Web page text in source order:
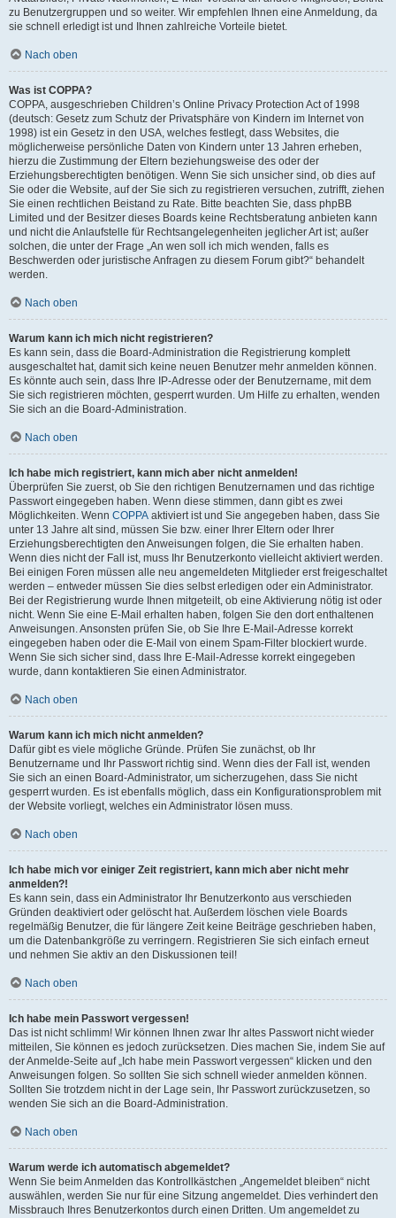
zu Benutzergruppen und so weiter. Wir empfehlen Ihnen eine Anmeldung, da
sie schnell erledigt ist und Ihnen zahlreiche Vorteile bietet.
Nach oben
Was ist COPPA?
COPPA, ausgeschrieben Children’s Online Privacy Protection Act of 1998
(deutsch: Gesetz zum Schutz der Privatsphäre von Kindern im Internet von
1998) ist ein Gesetz in den USA, welches festlegt, dass Websites, die
möglicherweise persönliche Daten von Kindern unter 13 Jahren erheben,
hierzu die Zustimmung der Eltern beziehungsweise des oder der
Erziehungsberechtigten benötigen. Wenn Sie sich unsicher sind, ob dies auf
Sie oder die Website, auf der Sie sich zu registrieren versuchen, zutrifft, ziehen
Sie einen rechtlichen Beistand zu Rate. Bitte beachten Sie, dass phpBB
Limited und der Besitzer dieses Boards keine Rechtsberatung anbieten kann
und nicht die Anlaufstelle für Rechtsangelegenheiten jeglicher Art ist; außer
solchen, die unter der Frage „An wen soll ich mich wenden, falls es
Beschwerden oder juristische Anfragen zu diesem Forum gibt?“ behandelt
werden.
Nach oben
Warum kann ich mich nicht registrieren?
Es kann sein, dass die Board-Administration die Registrierung komplett
ausgeschaltet hat, damit sich keine neuen Benutzer mehr anmelden können.
Es könnte auch sein, dass Ihre IP-Adresse oder der Benutzername, mit dem
Sie sich registrieren möchten, gesperrt wurden. Um Hilfe zu erhalten, wenden
Sie sich an die Board-Administration.
Nach oben
Ich habe mich registriert, kann mich aber nicht anmelden!
Überprüfen Sie zuerst, ob Sie den richtigen Benutzernamen und das richtige
Passwort eingegeben haben. Wenn diese stimmen, dann gibt es zwei
Möglichkeiten. Wenn COPPA aktiviert ist und Sie angegeben haben, dass Sie
unter 13 Jahre alt sind, müssen Sie bzw. einer Ihrer Eltern oder Ihrer
Erziehungsberechtigten den Anweisungen folgen, die Sie erhalten haben.
Wenn dies nicht der Fall ist, muss Ihr Benutzerkonto vielleicht aktiviert werden.
Bei einigen Foren müssen alle neu angemeldeten Mitglieder erst freigeschaltet
werden – entweder müssen Sie dies selbst erledigen oder ein Administrator.
Bei der Registrierung wurde Ihnen mitgeteilt, ob eine Aktivierung nötig ist oder
nicht. Wenn Sie eine E-Mail erhalten haben, folgen Sie den dort enthaltenen
Anweisungen. Ansonsten prüfen Sie, ob Sie Ihre E-Mail-Adresse korrekt
eingegeben haben oder die E-Mail von einem Spam-Filter blockiert wurde.
Wenn Sie sich sicher sind, dass Ihre E-Mail-Adresse korrekt eingegeben
wurde, dann kontaktieren Sie einen Administrator.
Nach oben
Warum kann ich mich nicht anmelden?
Dafür gibt es viele mögliche Gründe. Prüfen Sie zunächst, ob Ihr
Benutzername und Ihr Passwort richtig sind. Wenn dies der Fall ist, wenden
Sie sich an einen Board-Administrator, um sicherzugehen, dass Sie nicht
gesperrt wurden. Es ist ebenfalls möglich, dass ein Konfigurationsproblem mit
der Website vorliegt, welches ein Administrator lösen muss.
Nach oben
Ich habe mich vor einiger Zeit registriert, kann mich aber nicht mehr
anmelden?!
Es kann sein, dass ein Administrator Ihr Benutzerkonto aus verschieden
Gründen deaktiviert oder gelöscht hat. Außerdem löschen viele Boards
regelmäßig Benutzer, die für längere Zeit keine Beiträge geschrieben haben,
um die Datenbankgröße zu verringern. Registrieren Sie sich einfach erneut
und nehmen Sie aktiv an den Diskussionen teil!
Nach oben
Ich habe mein Passwort vergessen!
Das ist nicht schlimm! Wir können Ihnen zwar Ihr altes Passwort nicht wieder
mitteilen, Sie können es jedoch zurücksetzen. Dies machen Sie, indem Sie auf
der Anmelde-Seite auf „Ich habe mein Passwort vergessen“ klicken und den
Anweisungen folgen. So sollten Sie sich schnell wieder anmelden können.
Sollten Sie trotzdem nicht in der Lage sein, Ihr Passwort zurückzusetzen, so
wenden Sie sich an die Board-Administration.
Nach oben
Warum werde ich automatisch abgemeldet?
Wenn Sie beim Anmelden das Kontrollkästchen „Angemeldet bleiben“ nicht
auswählen, werden Sie nur für eine Sitzung angemeldet. Dies verhindert den
Missbrauch Ihres Benutzerkontos durch einen Dritten. Um angemeldet zu